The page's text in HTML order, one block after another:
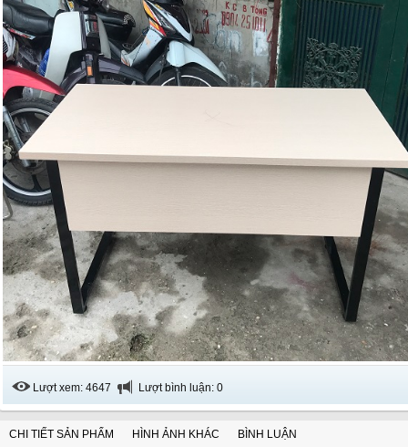
Lượt xem: 4647 Lượt bình luận: 0
CHI TIẾT SẢN PHẨM HÌNH ẢNH KHÁC BÌNH LUẬN